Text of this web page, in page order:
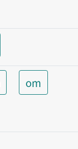
om